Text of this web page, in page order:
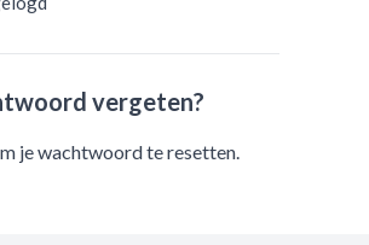
vergeten?
je wachtwoord te resetten.